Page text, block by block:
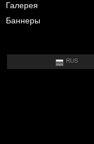
Галерея
Баннеры
RUS